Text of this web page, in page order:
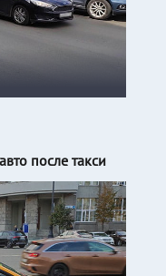
после такси